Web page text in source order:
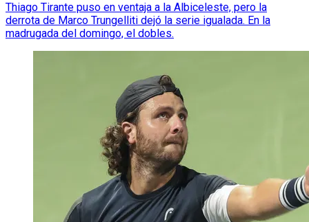
Thiago Tirante puso en ventaja a la Albiceleste, pero la
derrota de Marco Trungelliti dejó la serie igualada. En la
madrugada del domingo, el dobles.